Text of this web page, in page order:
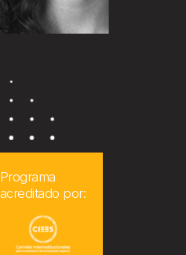
Programa
acreditado por: